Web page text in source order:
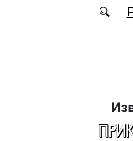
Перейти к основному